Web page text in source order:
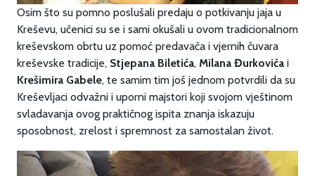
Osim što su pomno poslušali predaju o potkivanju jaja u
Kreševu, učenici su se i sami okušali u ovom tradicionalnom
kreševskom obrtu uz pomoć predavača i vjernih čuvara
kreševske tradicije, Stjepana Biletića, Milana Đurkovića i
Krešimira Gabele, te samim tim još jednom potvrdili da su
Kreševljaci odvažni i uporni majstori koji svojom vještinom
svladavanja ovog praktičnog ispita znanja iskazuju
sposobnost, zrelost i spremnost za samostalan život.